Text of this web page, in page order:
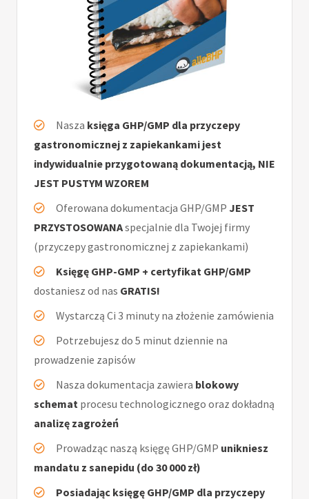
Nasza księga GHP/GMP dla przyczepy
gastronomicznej z zapiekankami jest
indywidualnie przygotowaną dokumentacją, NIE
JEST PUSTYM WZOREM
Oferowana dokumentacja GHP/GMP JEST
PRZYSTOSOWANAspecjalnie dla Twojej firmy
(przyczepy gastronomicznej z zapiekankami)
Księgę GHP-GMP + certyfikat GHP/GMP
dostaniesz od nas GRATIS!
Wystarczą Ci 3 minuty na złożenie zamówienia
Potrzebujesz do 5 minut dziennie na
prowadzenie zapisów
Nasza dokumentacja zawiera blokowy
schemat procesu technologicznego oraz dokładną
analizę zagrożeń
Prowadząc naszą księgę GHP/GMP unikniesz
mandatu z sanepidu (do 30 000 zł)
Posiadając księgę GHP/GMP dla przyczepy